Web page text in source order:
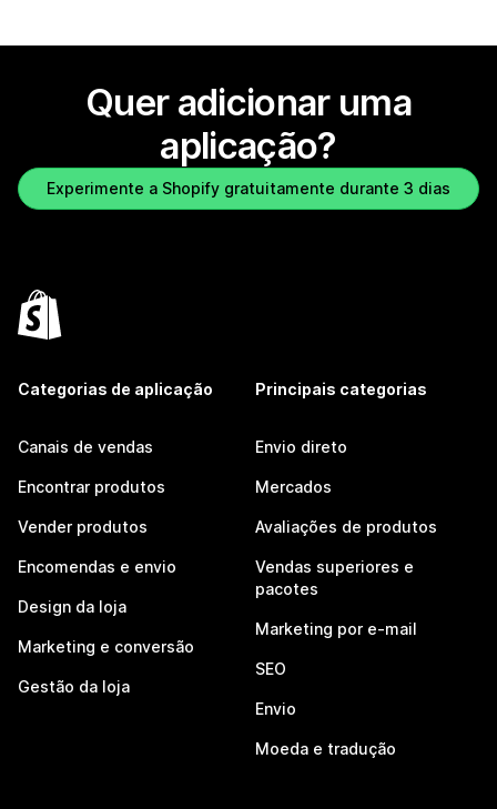
Quer adicionar uma
aplicação?
Experimente a Shopify gratuitamente durante 3 dias
Categorias de aplicação
Canais de vendas
Encontrar produtos
Vender produtos
Encomendas e envio
Design da loja
Marketing e conversão
Gestão da loja
Principais categorias
Envio direto
Mercados
Avaliações de produtos
Vendas superiores e
pacotes
Marketing por e-mail
SEO
Envio
Moeda e tradução